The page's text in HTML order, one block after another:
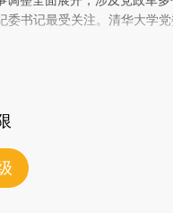
在偏差。不代表财新观点和
委书记最受关注。清华大学